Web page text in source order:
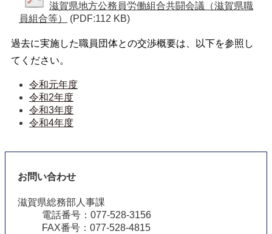
滋賀県地方公務員労働組合共闘会議（滋賀県職
員組合等）
(PDF:112 KB)
過去に実施した職員団体との交渉概要は、以下を参照し
てください。
令和元年度
令和2年度
令和3年度
令和4年度
お問い合わせ
滋賀県総務部人事課
電話番号：077-528-3156
FAX番号：077-528-4815